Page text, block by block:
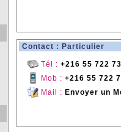
Contact : Particulier
Tél : +216 55 722
Mob : +216 55 722
Mail : Envoyer un